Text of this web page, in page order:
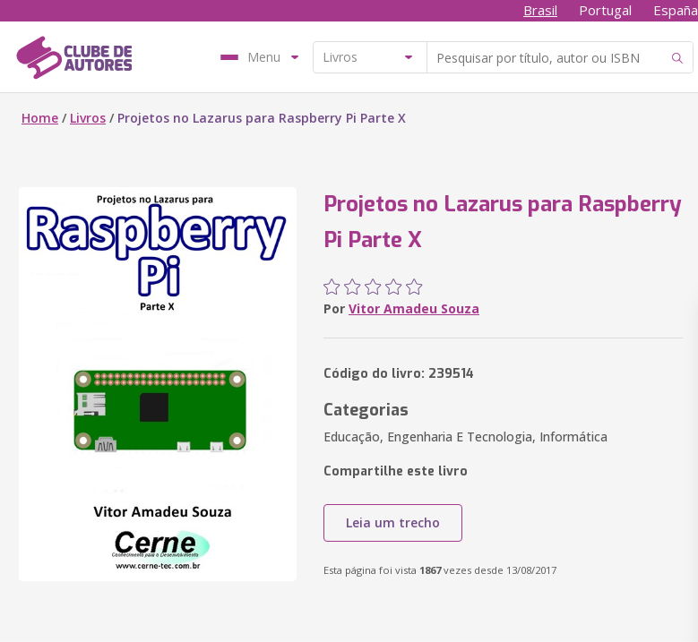
Brasil Portugal España
Menu
Home / Livros / Projetos no Lazarus para Raspberry Pi Parte X
Projetos no Lazarus para Raspberry
Pi Parte X
Por Vitor Amadeu Souza
Código do livro: 239514
Categorias
Educação, Engenharia E Tecnologia, Informática
Compartilhe este livro
Leia um trecho
Esta página foi vista 1867vezes desde 13/08/2017